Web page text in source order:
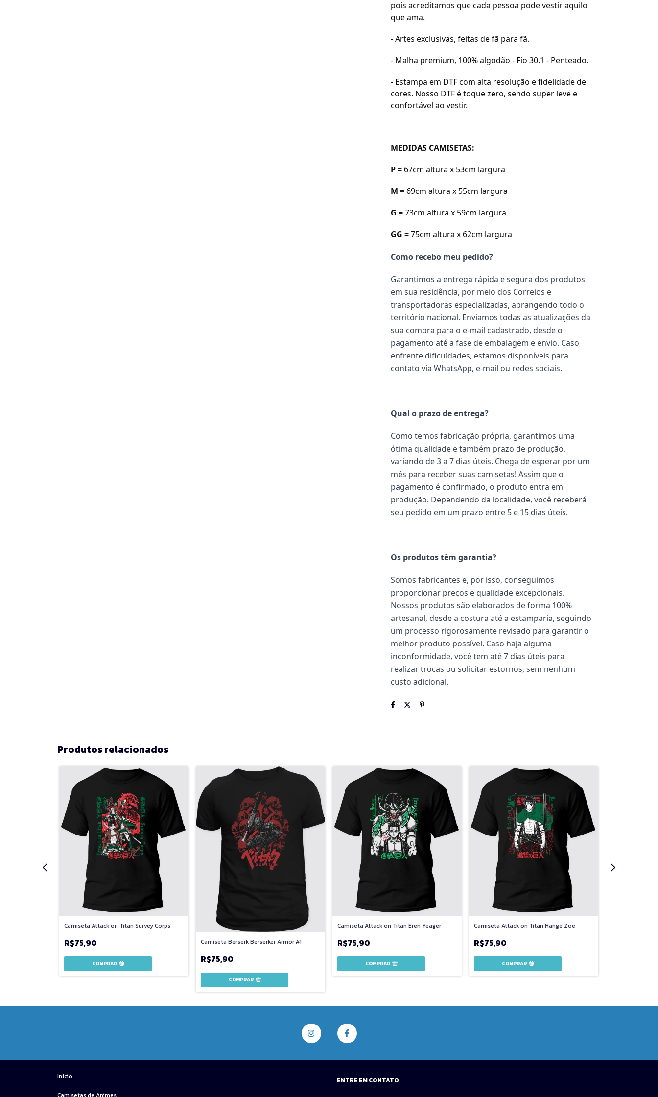
pois acreditamos que cada pessoa pode vestir aquilo
que ama.
- Artes exclusivas, feitas de fã para fã.
- Malha premium, 100% algodão - Fio 30.1 - Penteado.
- Estampa em DTF com alta resolução e fidelidade de
cores. Nosso DTF é toque zero, sendo super leve e
confortável ao vestir.
MEDIDAS CAMISETAS:
P = 67cm altura x 53cm largura
M = 69cm altura x 55cm largura
G =73cm altura x 59cm largura
GG =75cm altura x 62cm largura
Como recebo meu pedido?
Garantimos a entrega rápida e segura dos produtos
em sua residência, por meio dos Correios e
transportadoras especializadas, abrangendo todo o
território nacional. Enviamos todas as atualizações da
sua compra para o e-mail cadastrado, desde o
pagamento até a fase de embalagem e envio. Caso
enfrente dificuldades, estamos disponíveis para
contato via WhatsApp, e-mail ou redes sociais.
Qual o prazo de entrega?
Como temos fabricação própria, garantimos uma
ótima qualidade e também prazo de produção,
variando de 3 a 7 dias úteis. Chega de esperar por um
mês para receber suas camisetas! Assim que o
pagamento é confirmado, o produto entra em
produção. Dependendo da localidade, você receberá
seu pedido em um prazo entre 5 e 15 dias úteis.
Os produtos têm garantia?
Somos fabricantes e, por isso, conseguimos
proporcionar preços e qualidade excepcionais.
Nossos produtos são elaborados de forma 100%
artesanal, desde a costura até a estamparia, seguindo
um processo rigorosamente revisado para garantir o
melhor produto possível. Caso haja alguma
inconformidade, você tem até 7 dias úteis para
realizar trocas ou solicitar estornos, sem nenhum
custo adicional.
Produtos relacionados
Camiseta Attack on Titan Survey Corps
R$75,90
COMPRAR
Camiseta Berserk Berserker Armor #1
R$75,90
COMPRAR
Camiseta Attack on Titan Eren Yeager
R$75,90
COMPRAR
Camiseta Attack on Titan Hange Zoe
R$75,90
COMPRAR
Início
Camisetas de Animes
ENTRE EM CONTATO